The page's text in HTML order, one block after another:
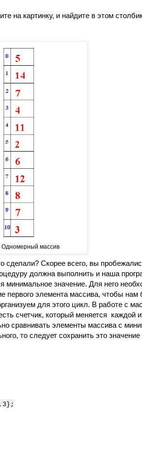
на картинку, и найдите в этом
Одномерный массив
сделали? Скорее всего, вы
должна выполнить и наша
значение. Для него
первого элемента массива, чтобы нам
для этого цикл. В работе с
счетчик, который меняется каждой
сравнивать элементы массива с
то следует сохранить это значение